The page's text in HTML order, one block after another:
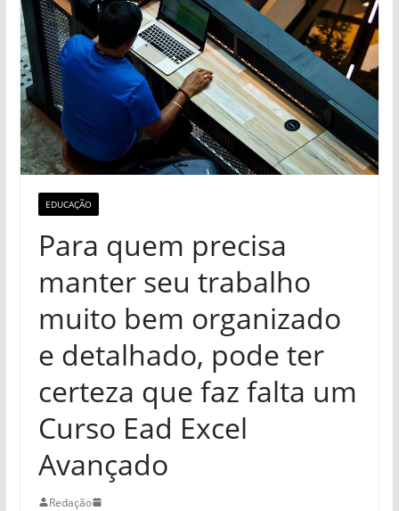
EDUCAÇÃO
Para quem precisa
manter seu trabalho
muito bem organizado
e detalhado, pode ter
certeza que faz falta um
Curso Ead Excel
Avançado
Redação